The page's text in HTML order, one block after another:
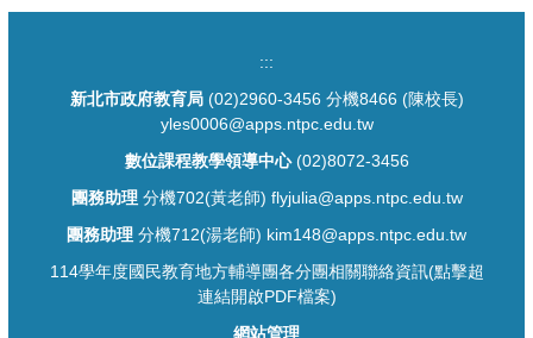
:::
新北市政府教育局(02)2960-3456 分機8466 (陳校長)
yles0006@apps.ntpc.edu.tw
數位課程教學領導中心(02)8072-3456
團務助理分機702(黃老師) flyjulia@apps.ntpc.edu.tw
團務助理 分機712(湯老師) kim148@apps.ntpc.edu.tw
114學年度國民教育地方輔導團各分團相關聯絡資訊(點擊超
連結開啟PDF檔案)
網站管理